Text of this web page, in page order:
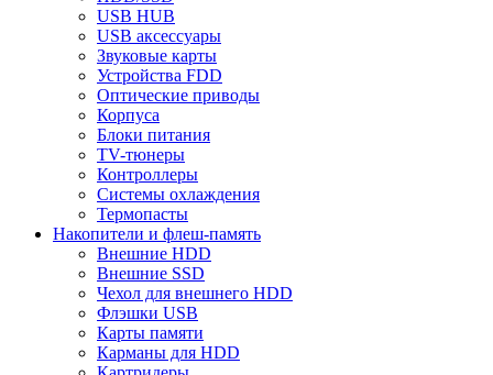
USB HUB
USB аксессуары
Звуковые карты
Устройства FDD
Оптические приводы
Корпуса
Блоки питания
TV-тюнеры
Контроллеры
Системы охлаждения
Термопасты
Накопители и флеш-память
Внешние HDD
Внешние SSD
Чехол для внешнего HDD
Флэшки USB
Карты памяти
Карманы для HDD